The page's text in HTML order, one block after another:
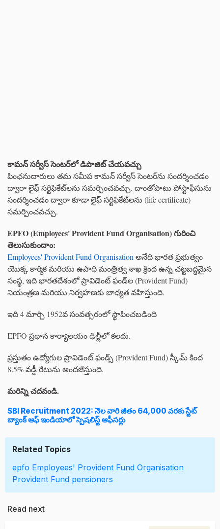
కామన్ సర్వీస్ సెంటర్‌లో డిపాజిట్ చేయవచ్చు
పింఛనుదారులు తమ సమీప కామన్ సర్వీస్ సెంటర్‌ను సందర్శించడం
ద్వారా లైఫ్ సర్టిఫికేట్‌లను సమర్పించవచ్చు. దాంతోపాటు పోస్టాఫీసును
సందర్శించడం ద్వారా కూడా లైఫ్ సర్టిఫికేట్‌లను (life certificate)
సమర్పించవచ్చు.
EPFO (Employees' Provident Fund Organisation) గురించి
తెలుసుకుందాం:
Employees' Provident Fund Organisation అనేది భారత ప్రభుత్వం
యొక్క కార్మిక మరియు ఉపాధి మంత్రిత్వ శాఖ క్రింద ఉన్న చట్టబద్ధమైన
సంస్థ, ఇది భారతదేశంలో ప్రావిడెంట్ ఫండ్‌ల (Provident Fund)
నియంత్రణ మరియు నిర్వహణకు బాధ్యత వహిస్తుంది.
ఇది 4 మార్చి 1952వ సంవత్సరంలో స్థాపించబడింది
EPFO ప్రధాన కార్యాలయం ఢిల్లీలో కలదు.
ప్రస్తుతం ఉద్యోగుల ప్రావిడెంట్ ఫండ్స్ (Provident Fund) స్కీమ్ కింద
8.5% వడ్డీ రేటును అందజేస్తుంది.
మరిన్ని చదవండి.
SBI Recruitment 2022: నెల వారి జీతం 64,000 వరకు స్టేట్
బ్యాంక్ ఆఫ్ ఇండియాలో స్పెషలిస్ట్ ఆఫీసర్లు
Related Topics
epfo Employees' Provident Fund Organisation
Provident Fund pensioners
Read next